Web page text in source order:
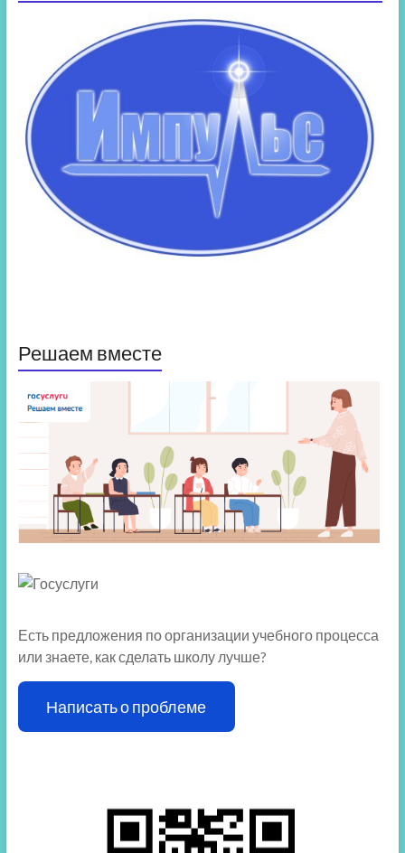
Решаем вместе
Есть предложения по организации учебного процесса
или знаете, как сделать школу лучше?
Написать о проблеме